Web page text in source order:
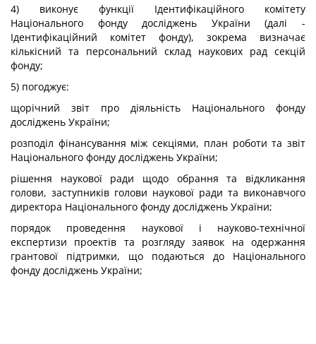
4) виконує функції Ідентифікаційного комітету
Національного фонду досліджень України (далі -
Ідентифікаційний комітет фонду), зокрема визначає
кількісний та персональний склад наукових рад секцій
фонду;
5) погоджує:
щорічний звіт про діяльність Національного фонду
досліджень України;
розподіл фінансування між секціями, план роботи та звіт
Національного фонду досліджень України;
рішення наукової ради щодо обрання та відкликання
голови, заступників голови наукової ради та виконавчого
директора Національного фонду досліджень України;
порядок проведення наукової і науково-технічної
експертизи проектів та розгляду заявок на одержання
грантової підтримки, що подаються до Національного
фонду досліджень України;